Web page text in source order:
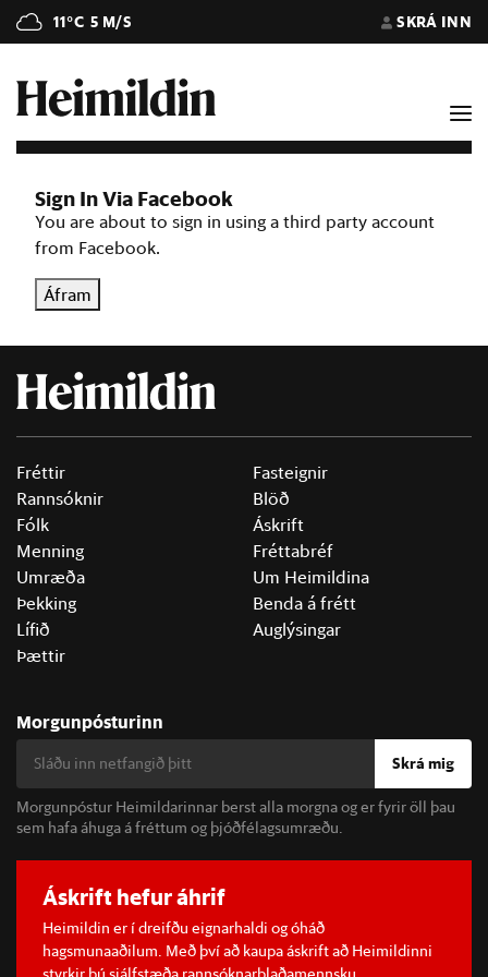
11°C 5 M/S SKRÁ INN
Sign In Via Facebook
You are about to sign in using a third party account
from Facebook.
Áfram
Fréttir
Rannsóknir
Fólk
Menning
Umræða
Þekking
Lífið
Þættir
Fasteignir
Blöð
Áskrift
Fréttabréf
Um Heimildina
Benda á frétt
Auglýsingar
Morgunpósturinn
Skrá mig
Morgunpóstur Heimildarinnar berst alla morgna og er fyrir öll þau
sem hafa áhuga á fréttum og þjóðfélagsumræðu.
Áskrift hefur áhrif
Heimildin er í dreifðu eignarhaldi og óháð
hagsmunaaðilum. Með því að kaupa áskrift að Heimildinni